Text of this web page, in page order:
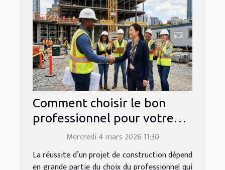
Comment choisir le bon
professionnel pour votre
projet de construction ?
Mercredi 4 mars 2026 11:30
La réussite d’un projet de construction dépend